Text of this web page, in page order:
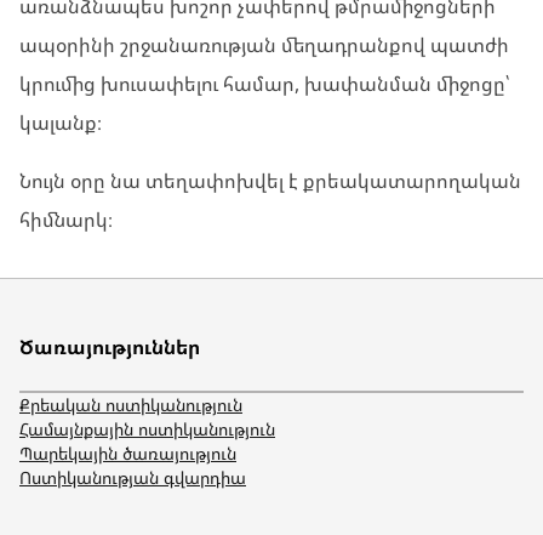
առանձնապես խոշոր չափերով թմրամիջոցների
ապօրինի շրջանառության մեղադրանքով պատժի
կրումից խուսափելու համար, խափանման միջոցը՝
կալանք։
Նույն օրը նա տեղափոխվել է քրեակատարողական
հիմնարկ։
Ծառայություններ
Քրեական ոստիկանություն
Համայնքային ոստիկանություն
Պարեկային ծառայություն
Ոստիկանության գվարդիա